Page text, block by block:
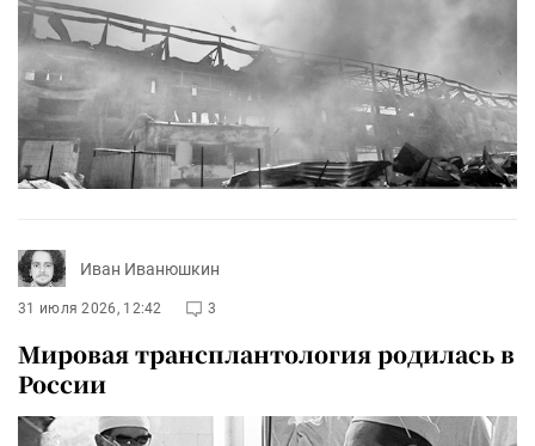
Иван Иванюшкин
31 июля 2026, 12:42 3
Мировая трансплантология родилась в
России